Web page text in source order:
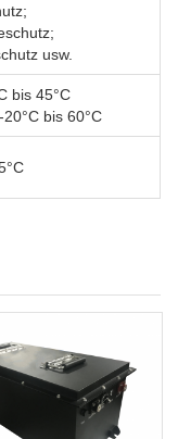
usw.
bis 45°C
bis 60°C